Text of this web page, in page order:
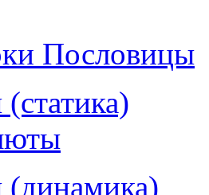
Пословицы
(динамика)